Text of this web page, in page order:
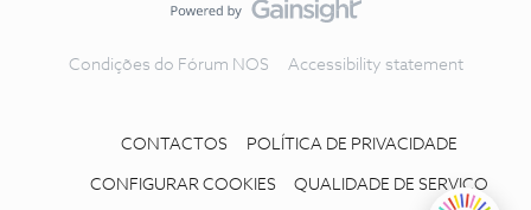
Condições do Fórum NOS Accessibility statement
CONTACTOS POLÍTICA DE PRIVACIDADE
CONFIGURAR COOKIES QUALIDADE DE SERVIÇO